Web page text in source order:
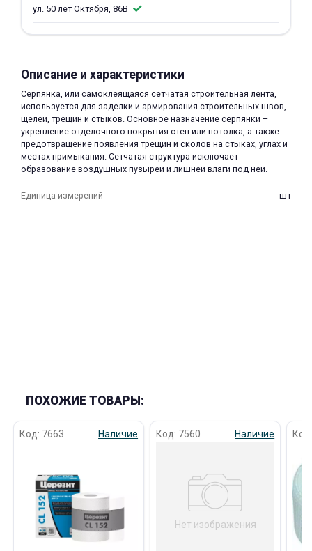
ул. 50 лет Октября, 86В
Описание и характеристики
Серпянка, или самоклеящаяся сетчатая строительная лента,
используется для заделки и армирования строительных швов,
щелей, трещин и стыков. Основное назначение серпянки –
укрепление отделочного покрытия стен или потолка, а также
предотвращение появления трещин и сколов на стыках, углах и
местах примыкания. Сетчатая структура исключает
образование воздушных пузырей и лишней влаги под ней.
Единица измерений шт
ПОХОЖИЕ ТОВАРЫ:
Код: 7663 Наличие Код: 7560 Наличие
Нет изображения